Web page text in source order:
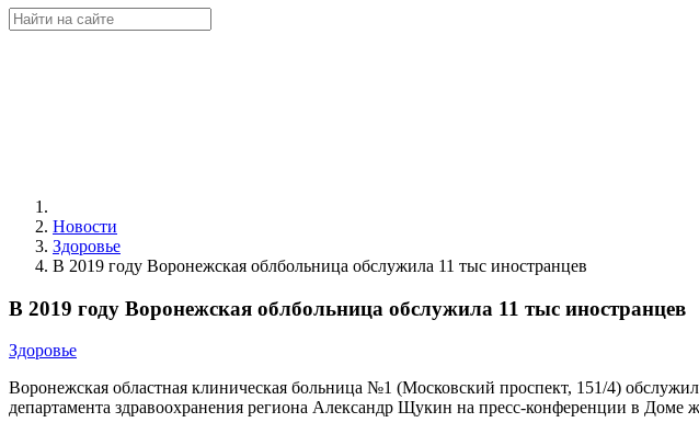
Новости
Здоровье
В 2019 году Воронежская облбольница обслужила 11 тыс иностранцев
В 2019 году Воронежская облбольница обслужила 11 тыс иностранцев
Здоровье
Воронежская областная клиническая больница №1 (Московский проспект, 151/4)
департамента здравоохранения региона Александр Щукин на пресс-конференции в Доме